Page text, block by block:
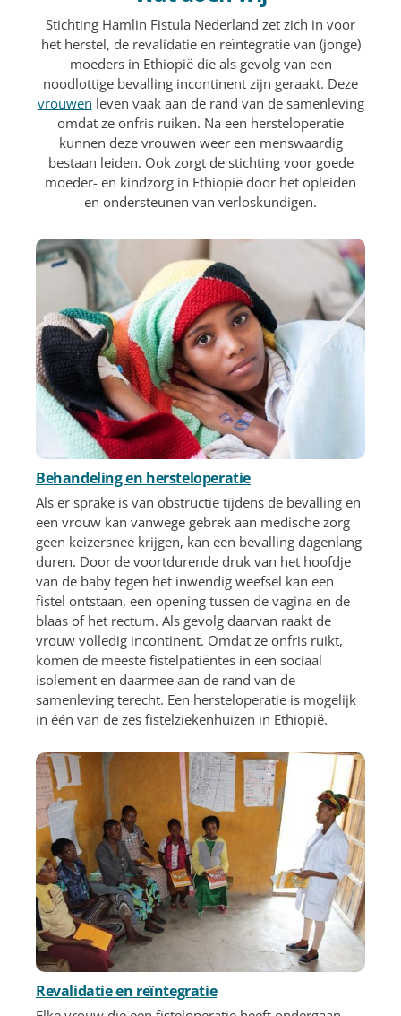
Stichting Hamlin Fistula Nederland zet zich in voor
het herstel, de revalidatie en reïntegratie van (jonge)
moeders in Ethiopië die als gevolg van een
noodlottige bevalling incontinent zijn geraakt. Deze
vrouwen leven vaak aan de rand van de samenleving
omdat ze onfris ruiken. Na een hersteloperatie
kunnen deze vrouwen weer een menswaardig
bestaan leiden. Ook zorgt de stichting voor goede
moeder- en kindzorg in Ethiopië door het opleiden
en ondersteunen van verloskundigen.
Behandeling en hersteloperatie
Als er sprake is van obstructie tijdens de bevalling en
een vrouw kan vanwege gebrek aan medische zorg
geen keizersnee krijgen, kan een bevalling dagenlang
duren. Door de voortdurende druk van het hoofdje
van de baby tegen het inwendig weefsel kan een
fistel ontstaan, een opening tussen de vagina en de
blaas of het rectum. Als gevolg daarvan raakt de
vrouw volledig incontinent. Omdat ze onfris ruikt,
komen de meeste fistelpatiëntes in een sociaal
isolement en daarmee aan de rand van de
samenleving terecht. Een hersteloperatie is mogelijk
in één van de zes fistelziekenhuizen in Ethiopië.
Revalidatie en reïntegratie